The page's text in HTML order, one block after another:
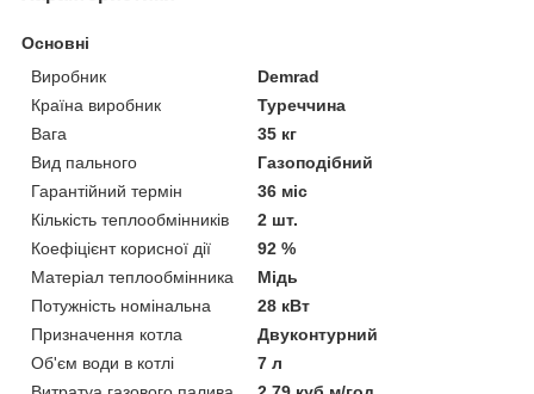
Основні
Виробник
Demrad
Країна виробник
Туреччина
Вага
35 кг
Вид пального
Газоподібний
Гарантійний термін
36 міс
Кількість теплообмінників
2 шт.
Коефіцієнт корисної дії
92 %
Матеріал теплообмінника
Мідь
Потужність номінальна
28 кВт
Призначення котла
Двуконтурний
Об'єм води в котлі
7 л